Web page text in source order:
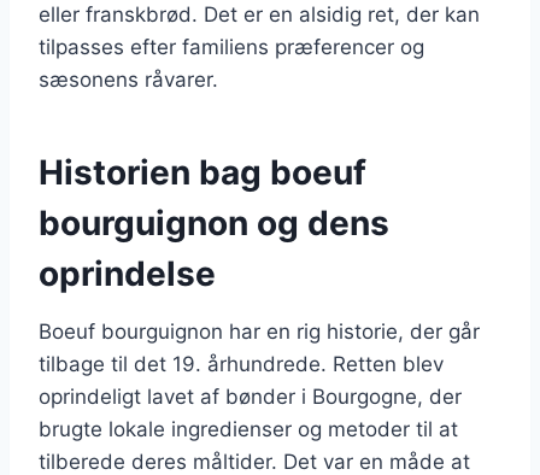
eller franskbrød. Det er en alsidig ret, der kan
tilpasses efter familiens præferencer og
sæsonens råvarer.
Historien bag boeuf
bourguignon og dens
oprindelse
Boeuf bourguignon har en rig historie, der går
tilbage til det 19. århundrede. Retten blev
oprindeligt lavet af bønder i Bourgogne, der
brugte lokale ingredienser og metoder til at
tilberede deres måltider. Det var en måde at